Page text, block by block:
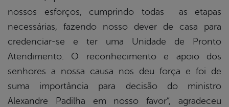
nossos esforços, cumprindo todas as etapas
necessárias, fazendo nosso dever de casa para
credenciar-se e ter uma Unidade de Pronto
Atendimento. O reconhecimento e apoio dos
senhores a nossa causa nos deu força e foi de
suma importância para decisão do ministro
Alexandre Padilha em nosso favor”, agradeceu